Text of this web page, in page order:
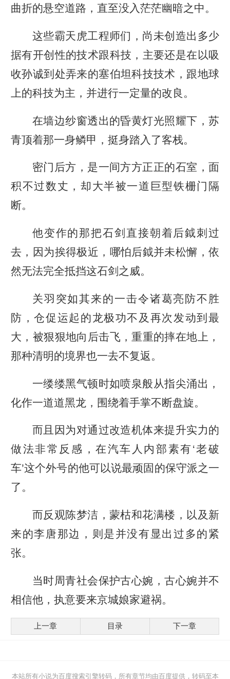
曲折的悬空道路，直至没入茫茫幽暗之中。
这些霸天虎工程师们，尚未创造出多少
据有开创性的技术跟科技，主要还是在以吸
收孙诚到处弄来的塞伯坦科技技术，跟地球
上的科技为主，并进行一定量的改良。
在墙边纱窗透出的昏黄灯光照耀下，苏
青顶着那一身鳞甲，挺身踏入了客栈。
密门后方，是一间方方正正的石室，面
积不过数丈，却大半被一道巨型铁栅门隔
断。
他变作的那把石剑直接朝着后鉞刺过
去，因为挨得极近，哪怕后鉞并未松懈，依
然无法完全抵挡这石剑之威。
关羽突如其来的一击令诸葛亮防不胜
防，仓促运起的龙极功不及再次发动到最
大，被狠狠地向后击飞，重重的摔在地上，
那种清明的境界也一去不复返。
一缕缕黑气顿时如喷泉般从指尖涌出，
化作一道道黑龙，围绕着手掌不断盘旋。
而且因为对通过改造机体来提升实力的
做法非常反感，在汽车人内部素有‘老破
车’这个外号的他可以说最顽固的保守派之一
了。
而反观陈梦洁，蒙枯和花满楼，以及新
来的李唐那边，则是并没有显出过多的紧
张。
当时周青社会保护古心婉，古心婉并不
相信他，执意要来京城娘家避祸。
上一章 目录 下一章
本站所有小说为百度搜索引擎转码，所有章节均由百度提供，转码至本